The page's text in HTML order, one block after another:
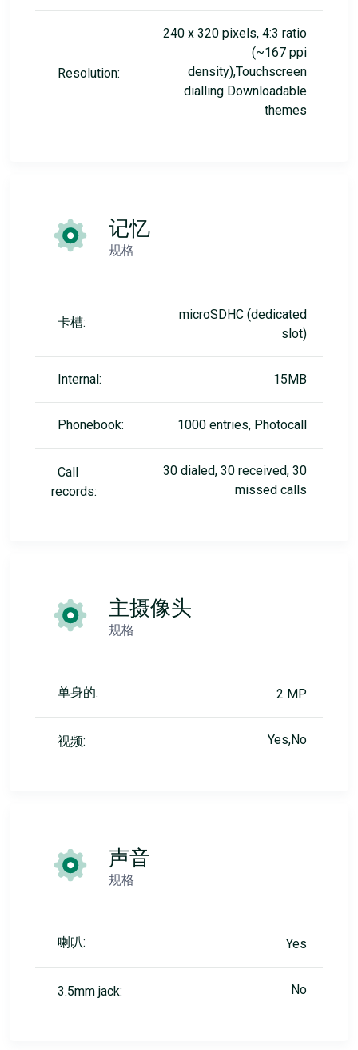
Resolution:
240 x 320 pixels, 4:3 ratio
(~167 ppi
density),Touchscreen
dialling Downloadable
themes
记忆
规格
卡槽:
microSDHC (dedicated
slot)
Internal: 15MB
Phonebook: 1000 entries, Photocall
Call
records:
30 dialed, 30 received, 30
missed calls
主摄像头
规格
单身的: 2 MP
视频: Yes,No
声音
规格
喇叭: Yes
3.5mm jack: No